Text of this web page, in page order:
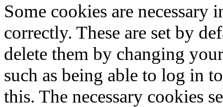
Some cookies are
correctly. These are set by
delete them by changing
such as being able to log in
this. The necessary cookies